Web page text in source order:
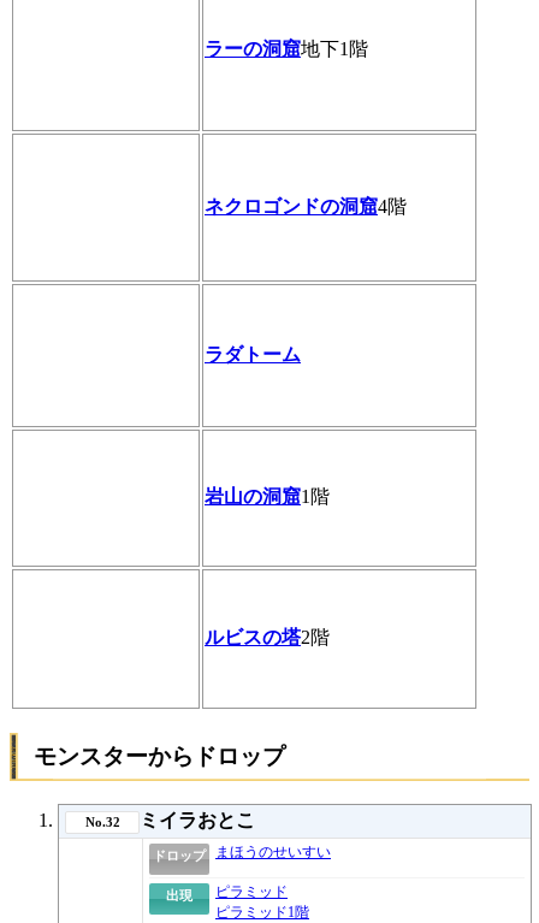
ラーの洞窟地下1階
ネクロゴンドの洞窟4階
ラダトーム
岩山の洞窟1階
ルビスの塔2階
モンスターからドロップ
No.32 ミイラおとこ
ドロップ まほうのせいすい
出現
ピラミッド
ピラミッド1階